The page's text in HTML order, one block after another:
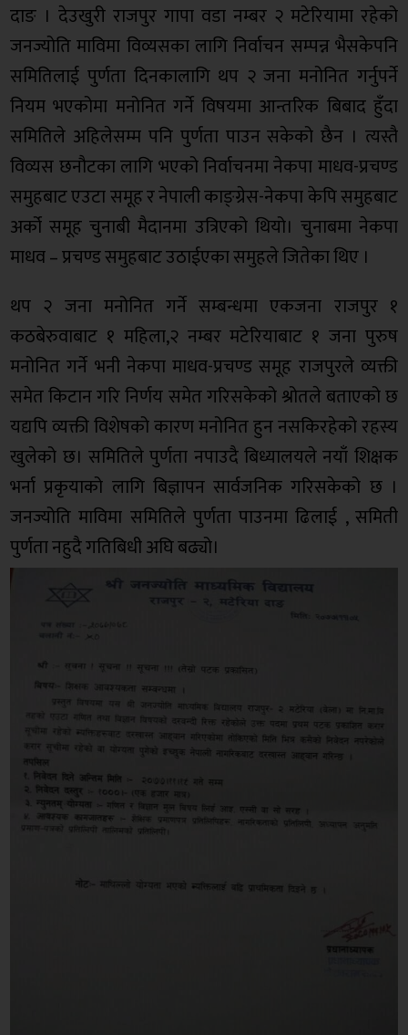
दाङ । देउखुरी राजपुर गापा वडा नम्बर २ मटेरियामा रहेको
जनज्योति माविमा विव्यसका लागि निर्वाचन सम्पन्न भैसकेपनि
समितिलाई पुर्णता दिनकालागि थप २ जना मनोनित गर्नुपर्ने
नियम भएकोमा मनोनित गर्ने विषयमा आन्तरिक बिबाद हुँदा
समितिले अहिलेसम्म पनि पुर्णता पाउन सकेको छैन । त्यस्तै
विव्यस छनौटका लागि भएको निर्वाचनमा नेकपा माधव-प्रचण्ड
समुहबाट एउटा समूह र नेपाली काङ्ग्रेस-नेकपा केपि समुहबाट
अर्को समूह चुनाबी मैदानमा उत्रिएको थियो। चुनाबमा नेकपा
माधव – प्रचण्ड समुहबाट उठाईएका समुहले जितेका थिए ।
थप २ जना मनोनित गर्ने सम्बन्धमा एकजना राजपुर १
कठबेरुवाबाट १ महिला,२ नम्बर मटेरियाबाट १ जना पुरुष
मनोनित गर्ने भनी नेकपा माधव-प्रचण्ड समूह राजपुरले व्यक्ती
समेत किटान गरि निर्णय समेत गरिसकेको श्रोतले बताएको छ
यद्यपि व्यक्ती विशेषको कारण मनोनित हुन नसकिरहेको रहस्य
खुलेको छ। समितिले पुर्णता नपाउदै बिध्यालयले नयाँ शिक्षक
भर्ना प्रकृयाको लागि बिज्ञापन सार्वजनिक गरिसकेको छ ।
जनज्योति माविमा समितिले पुर्णता पाउनमा ढिलाई , समिती
पुर्णता नहुदै गतिबिधी अघि बढ्यो।